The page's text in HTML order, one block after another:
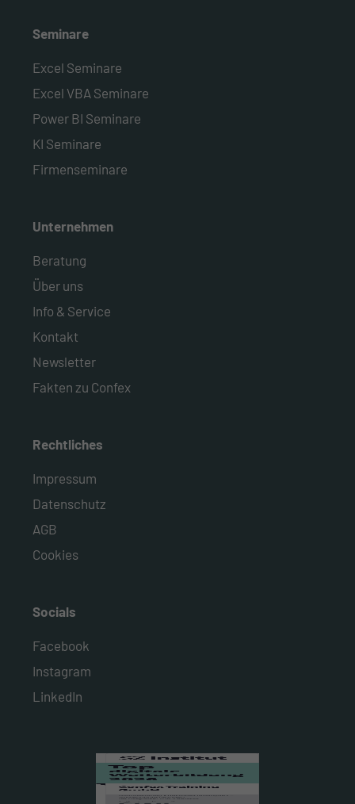
Seminare
Excel Seminare
Excel VBA Seminare
Power BI Seminare
KI Seminare
Firmenseminare
Unternehmen
Beratung
Über uns
Info & Service
Kontakt
Newsletter
Fakten zu Confex
Rechtliches
Impressum
Datenschutz
AGB
Cookies
Socials
Facebook
Instagram
LinkedIn